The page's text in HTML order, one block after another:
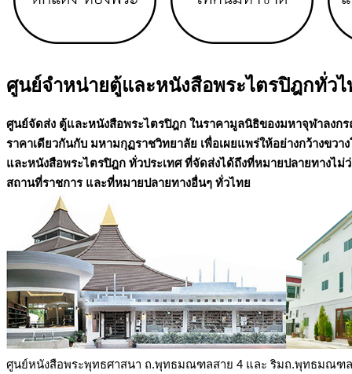
ศูนย์จำหน่ายตู้และหนังสือพระไตรปิฎกทั่วไ
ศูนย์จัดส่ง ตู้และหนังสือพระไตรปิฎก ในราคามูลนิธิของมหาจุฬาลงก
ราคาเดียวกันกับ มหามกุฏราชวิทยาลัย เพื่อเผยแพร่ให้อย่างกว้างขว
และหนังสือพระไตรปิฎก ทั่วประเทศ ที่จัดส่งได้ถึงที่หมายปลายทางไม่
สถานที่ราชการ และที่หมายปลายทางอื่นๆ ทั่วไทย
ศูนย์หนังสือพระพุทธศาสนา ถ.พุทธมณฑลสาย 4 และ ริมถ.พุทธมณฑ